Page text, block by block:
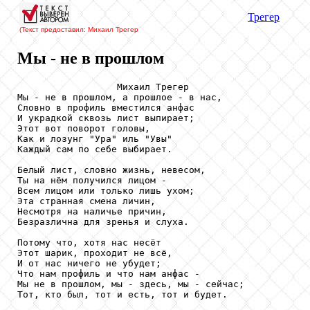
(Текст предоставил: Михаил Трегер
Трегер
Мы - не в прошлом
                  Михаил Трегер
Мы - не в прошлом, а прошлое - в нас,
Словно в профиль вместился анфас
И украдкой сквозь лист выпирает;
Этот вот поворот головы,
Как и лозунг "Ура" иль "Увы"
Каждый сам по себе выбирает.
Белый лист, словно жизнь, невесом,
Ты на нём получился лицом -
Всем лицом или только лишь ухом;
Эта странная смена личин,
Несмотря на наличье причин,
Безразлична для зренья и слуха.
Потому что, хотя нас несёт
Этот шарик, проходит не всё,
И от нас ничего не убудет;
Что нам профиль и что нам анфас -
Мы не в прошлом, мы - здесь, мы - сейчас;
Тот, кто был, тот и есть, тот и будет.